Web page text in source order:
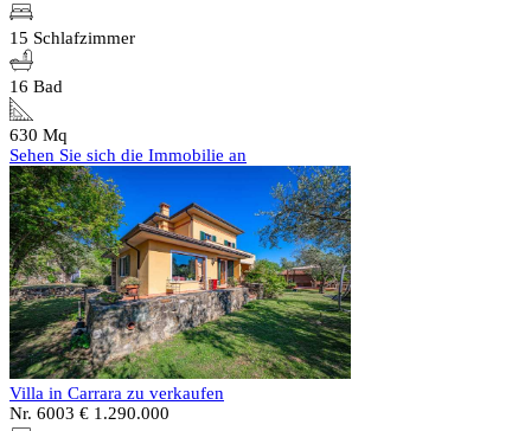
15 Schlafzimmer
16 Bad
630 Mq
Sehen Sie sich die Immobilie an
Villa in Carrara zu verkaufen
Nr. 6003 € 1.290.000